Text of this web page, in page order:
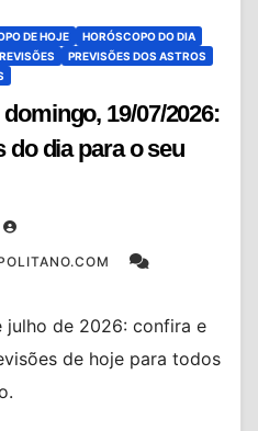
DE HOJE
HORÓSCOPO DO DIA
PREVISÕES DOS ASTROS
19/07/2026:
dia para o seu
julho de 2026: confira e
de hoje para todos